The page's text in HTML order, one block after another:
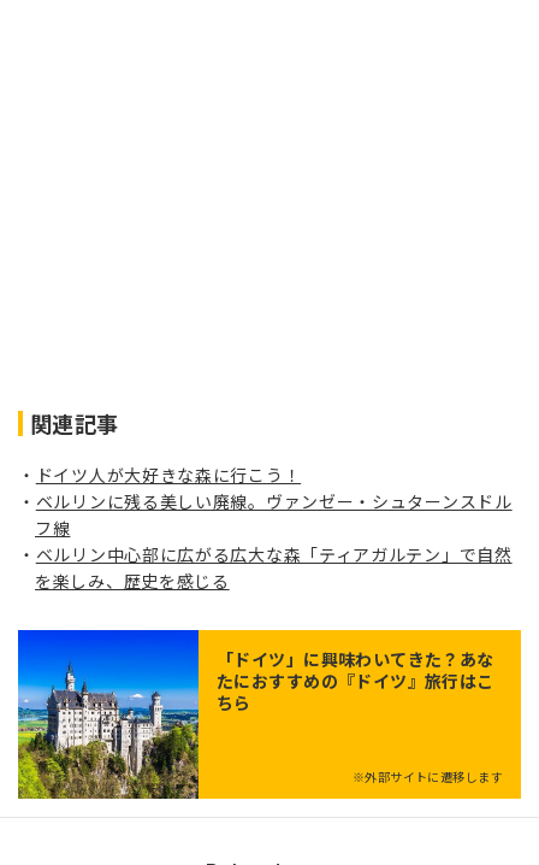
関連記事
ドイツ人が大好きな森に行こう！
ベルリンに残る美しい廃線。ヴァンゼー・シュターンスドル
フ線
ベルリン中心部に広がる広大な森「ティアガルテン」で自然
を楽しみ、歴史を感じる
「ドイツ」に興味わいてきた？あな
たにおすすめの『ドイツ』旅行はこ
ちら
※外部サイトに遷移します